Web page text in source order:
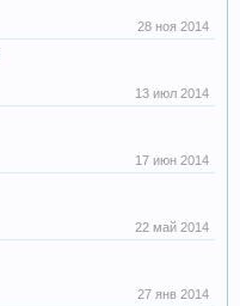
28 ноя 2014
13 июл 2014
17 июн 2014
22 май 2014
27 янв 2014